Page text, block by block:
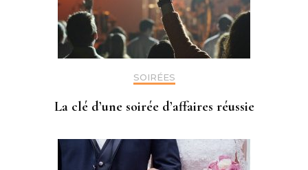
SOIRÉES
La clé d’une soirée d’affaires réussie